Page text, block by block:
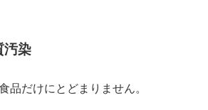
汚染
品だけにとどまりません。